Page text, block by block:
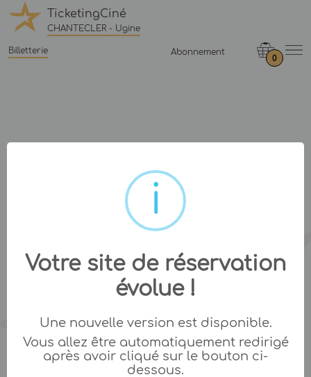
TicketingCiné
CHANTECLER - Ugine
Billetterie Abonnement
0
Votre site de réservation
évolue !
Une nouvelle version est disponible.
Vous allez être automatiquement redirigé
après avoir cliqué sur le bouton ci-
dessous.